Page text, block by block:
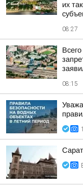
их
08:27
08:15